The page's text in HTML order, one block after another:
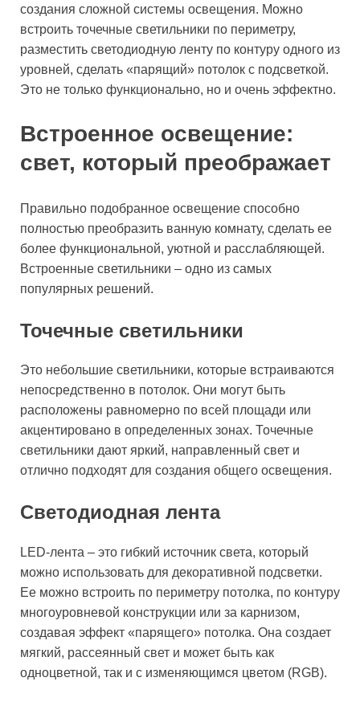
создания сложной системы освещения. Можно
встроить точечные светильники по периметру,
разместить светодиодную ленту по контуру одного из
уровней, сделать «парящий» потолок с подсветкой.
Это не только функционально, но и очень эффектно.
Встроенное освещение:
свет, который преображает
Правильно подобранное освещение способно
полностью преобразить ванную комнату, сделать ее
более функциональной, уютной и расслабляющей.
Встроенные светильники – одно из самых
популярных решений.
Точечные светильники
Это небольшие светильники, которые встраиваются
непосредственно в потолок. Они могут быть
расположены равномерно по всей площади или
акцентировано в определенных зонах. Точечные
светильники дают яркий, направленный свет и
отлично подходят для создания общего освещения.
Светодиодная лента
LED-лента – это гибкий источник света, который
можно использовать для декоративной подсветки.
Ее можно встроить по периметру потолка, по контуру
многоуровневой конструкции или за карнизом,
создавая эффект «парящего» потолка. Она создает
мягкий, рассеянный свет и может быть как
одноцветной, так и с изменяющимся цветом (RGB).